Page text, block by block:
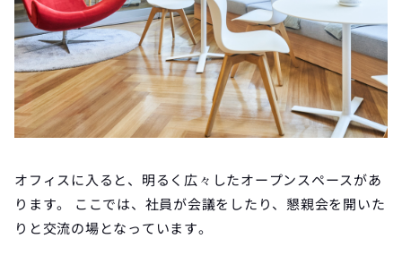
オフィスに入ると、明るく広々したオープンスペースがあ
ります。 ここでは、社員が会議をしたり、懇親会を開いた
りと交流の場となっています。